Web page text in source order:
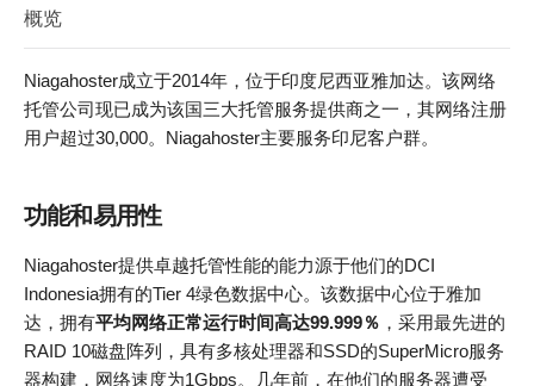
概览
Niagahoster成立于2014年，位于印度尼西亚雅加达。该网络
托管公司现已成为该国三大托管服务提供商之一，其网络注册
用户超过30,000。Niagahoster主要服务印尼客户群。
功能和易用性
Niagahoster提供卓越托管性能的能力源于他们的DCI
Indonesia拥有的Tier 4绿色数据中心。该数据中心位于雅加
达，拥有平均网络正常运行时间高达99.999％ ，采用最先进的
RAID 10磁盘阵列，具有多核处理器和SSD的SuperMicro服务
器构建，网络速度为1Gbps。几年前，在他们的服务器遭受